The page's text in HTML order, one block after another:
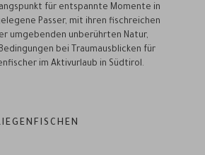
für entspannte Momente in
Passer, mit ihren fischreichen
umgebenden unberührten Natur,
bei Traumausblicken für
im Aktivurlaub in Südtirol.